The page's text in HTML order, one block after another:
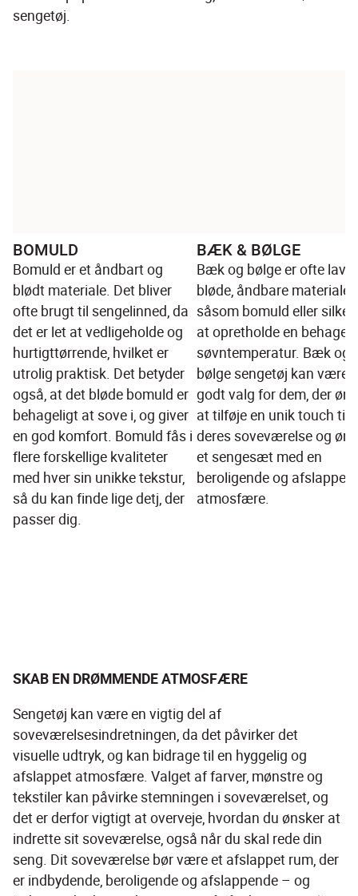
sengetøj.
BOMULD
Bomuld er et åndbart og
blødt materiale. Det bliver
ofte brugt til sengelinned, da
det er let at vedligeholde og
hurtigttørrende, hvilket er
utrolig praktisk. Det betyder
også, at det bløde bomuld er
behageligt at sove i, og giver
en god komfort. Bomuld fås i
flere forskellige kvaliteter
med hver sin unikke tekstur,
så du kan finde lige detj, der
passer dig.
BÆK & BØLGE
Bæk og bølge er ofte
bløde, åndbare
såsom bomuld eller
at opretholde en
søvntemperatur. Bæk og
bølge sengetøj kan være
godt valg for dem, der
at tilføje en unik touch til
deres soveværelse og
et sengesæt med en
beroligende og
atmosfære.
SKAB EN DRØMMENDE ATMOSFÆRE
Sengetøj kan være en vigtig del af
soveværelsesindretningen, da det påvirker det
visuelle udtryk, og kan bidrage til en hyggelig og
afslappet atmosfære. Valget af farver, mønstre og
tekstiler kan påvirke stemningen i soveværelset, og
det er derfor vigtigt at overveje, hvordan du ønsker at
indrette sit soveværelse, også når du skal rede din
seng. Dit soveværelse bør være et afslappet rum, der
er indbydende, beroligende og afslappende – og